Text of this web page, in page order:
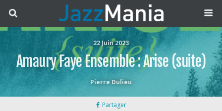
22 Juin 2023
Amaury Faye Ensemble : Arise (suite)
Pierre Dulieu
Partager